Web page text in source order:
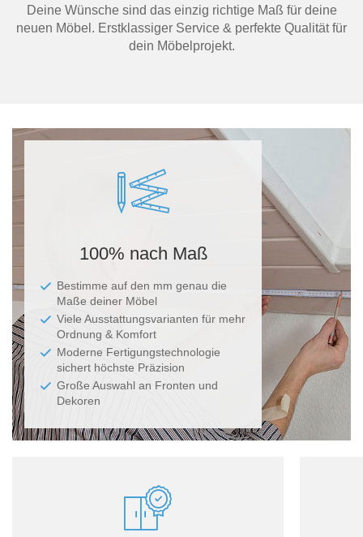
Deine Wünsche sind das einzig richtige Maß für deine
neuen Möbel. Erstklassiger Service & perfekte Qualität für
dein Möbelprojekt.
100% nach Maß
Bestimme auf den mm genau die
Maße deiner Möbel
Viele Ausstattungsvarianten für mehr
Ordnung & Komfort
Moderne Fertigungstechnologie
sichert höchste Präzision
Große Auswahl an Fronten und
Dekoren